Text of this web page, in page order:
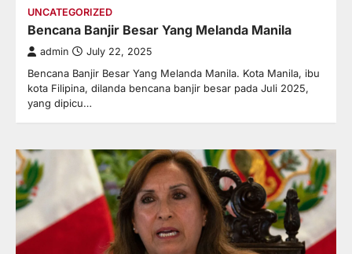
UNCATEGORIZED
Bencana Banjir Besar Yang Melanda Manila
admin July 22, 2025
Bencana Banjir Besar Yang Melanda Manila. Kota Manila, ibu
kota Filipina, dilanda bencana banjir besar pada Juli 2025,
yang dipicu…